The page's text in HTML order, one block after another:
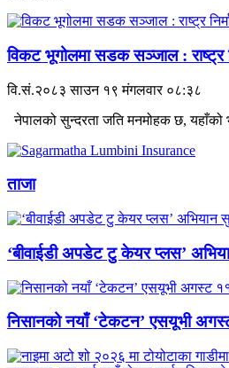
विकट भूगोलमा सडक सञ्जाल : राष्ट्र
वि.सं.२०८३ साउन १९ मंगलवार ०८:३८
नेपालको सुन्दरता जति मनमोहक छ, यहाँको
ताजा
‘बीवाईडी अपडेट टु केयर प्लस’
निसानको नयाँ ‘टेकटन’ एसयूभी